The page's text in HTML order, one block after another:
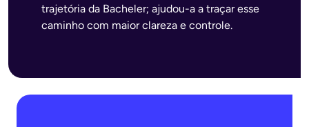
trajetória da Bacheler; ajudou-a a traçar esse
caminho com maior clareza e controle.